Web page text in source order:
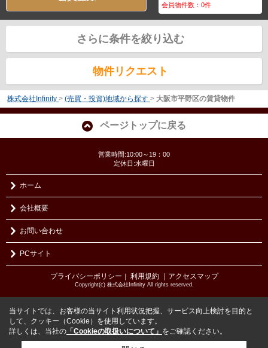
会員物件数：0件
さらに条件を絞り込む
物件リクエスト
株式会社Infinity > (売買・投資)地域から探す > 大阪市平野区の賃貸物件
ページトップに戻る
営業時間:10:00～19：00
定休日:水曜日
ホーム
会社概要
お問い合わせ
PCサイト
プライバシーポリシー ｜ 利用規約 ｜アクセスマップ
Copyright(c) 株式会社Infinity All rights reserved.
当サイトでは、お客様の当サイト利用状況把握、サービス向上検討を目的と
して、クッキー（Cookie）を使用しています。
詳しくは、当社の 「Cookieの取扱いについて」 をご確認ください。